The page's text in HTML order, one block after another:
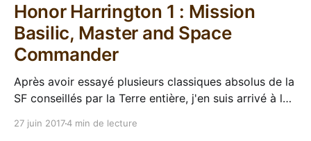
Honor Harrington 1 : Mission
Basilic, Master and Space
Commander
Après avoir essayé plusieurs classiques absolus de la
SF conseillés par la Terre entière, j'en suis arrivé à la
certaines de ses sous-catégories les plus pointues et
27 juin 20174 min de lecture